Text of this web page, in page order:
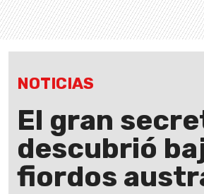
NOTICIAS
El gran
descubrió
fiordos